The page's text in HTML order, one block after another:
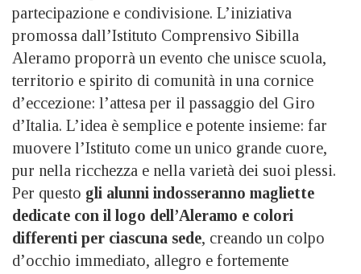
partecipazione e condivisione. L’iniziativa
promossa dall’Istituto Comprensivo Sibilla
Aleramo proporrà un evento che unisce scuola,
territorio e spirito di comunità in una cornice
d’eccezione: l’attesa per il passaggio del Giro
d’Italia. L’idea è semplice e potente insieme: far
muovere l’Istituto come un unico grande cuore,
pur nella ricchezza e nella varietà dei suoi plessi.
Per questo gli alunni indosseranno magliette
dedicate con il logo dell’Aleramo e colori
differenti per ciascuna sede, creando un colpo
d’occhio immediato, allegro e fortemente